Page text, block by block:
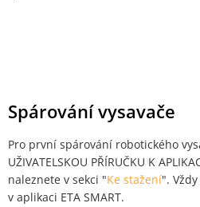
Spárování vysavače
Pro první spárování robotického
UŽIVATELSKOU PŘÍRUČKU K
naleznete v sekci "Ke stažení".
v aplikaci ETA SMART.